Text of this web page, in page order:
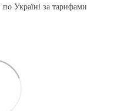
Україні за тарифами